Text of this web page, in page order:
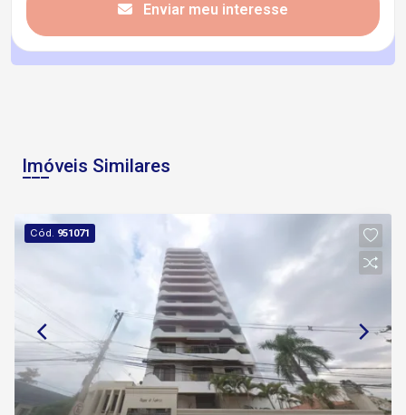
Enviar meu interesse
Imóveis Similares
Cód. 951071